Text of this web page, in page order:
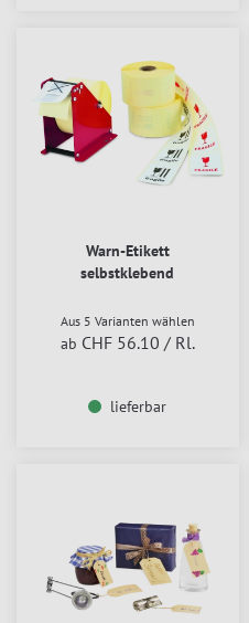
Warn-Etikett
selbstklebend
Aus 5 Varianten wählen
ab CHF 56.10 / Rl.
lieferbar